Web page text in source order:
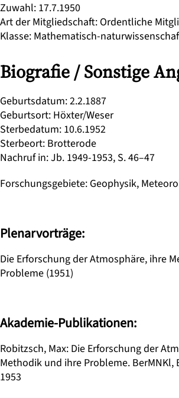
Zuwahl: 17.7.1950
Art der Mitgliedschaft: Ordentliche
Klasse: Mathematisch-
Biografie / Sonstige
Geburtsdatum:2.2.1887
Geburtsort: Höxter/Weser
Sterbedatum: 10.6.1952
Sterbeort: Brotterode
Nachruf in:Jb. 1949-1953, S. 46–47
Forschungsgebiete: Geophysik,
Plenarvorträge:
Die Erforschung der Atmosphäre, ihre
Probleme (1951)
Akademie-Publikationen:
Robitzsch, Max: Die Erforschung der
Methodik und ihre Probleme. BerMNKl,
1953